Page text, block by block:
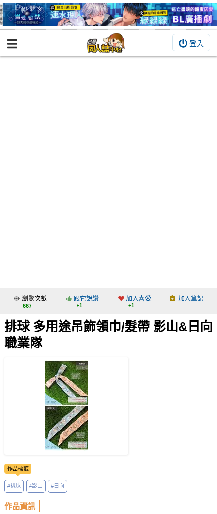
登入
BOOKY書集倉庫
交流中心
攤位轉讓區
會員功能選單
註冊會員
登入
瀏覽次數
667
跟它說讚
+1
加入喜愛
+1
加入筆記
排球 多用途吊飾領巾/髮帶 影山&日向
職業隊
作品標籤
#排球 #影山 #日向
作品資訊